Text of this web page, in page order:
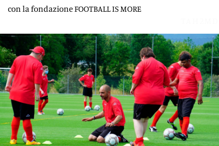
con la fondazione FOOTBALL IS MORE